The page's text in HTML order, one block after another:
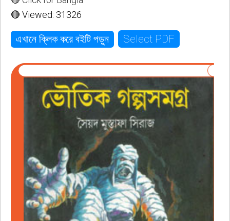
🔴 Viewed: 31326
এখানে ক্লিক করে বইটি পড়ুন Select PDF